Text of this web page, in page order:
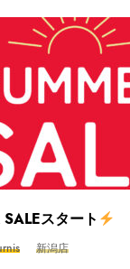
スタート
新潟店